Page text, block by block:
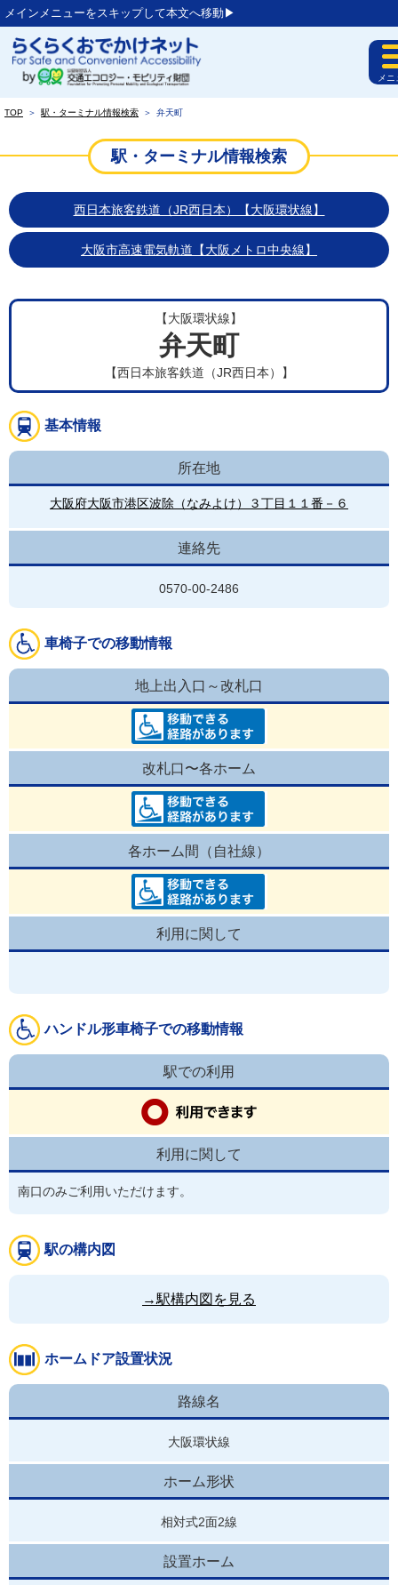
メインメニューをスキップして本文へ移動▶︎
メ
TOP ＞ 駅・ターミナル情報検索 ＞ 弁天町
駅・ターミナル情報検索
西日本旅客鉄道（JR西日本）【大阪環状線】
大阪市高速電気軌道【大阪メトロ中央線】
【大阪環状線】
弁天町
【西日本旅客鉄道（JR西日本）】
基本情報
所在地
大阪府大阪市港区波除（なみよけ）３丁目１１番－６
連絡先
0570-00-2486
車椅子での移動情報
地上出入口～改札口
改札口〜各ホーム
各ホーム間（自社線）
利用に関して
ハンドル形車椅子での移動情報
駅での利用
利用に関して
南口のみご利用いただけます。
駅の構内図
→駅構内図を見る
ホームドア設置状況
路線名
大阪環状線
ホーム形状
相対式2面2線
設置ホーム